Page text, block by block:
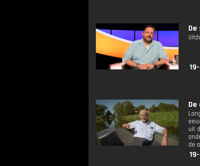
uit
de